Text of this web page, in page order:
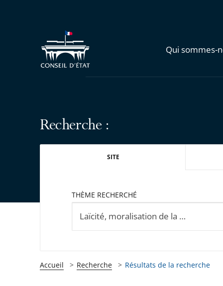
Qui sommes-
Recherche :
SITE
THÈME RECHERCHÉ
Accueil Recherche Résultats de la recherche